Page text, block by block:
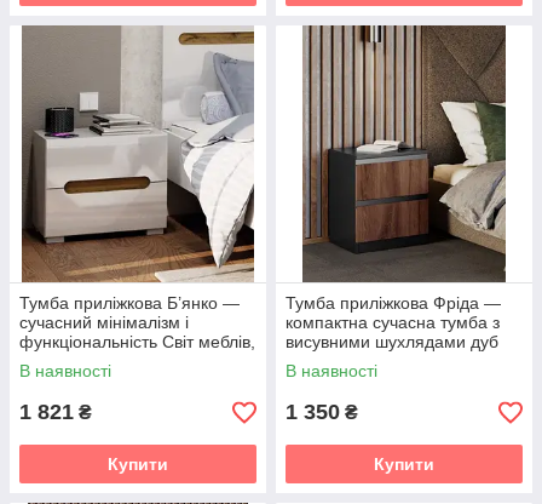
Тумба приліжкова Б’янко —
сучасний мінімалізм і
функціональність Світ меблів,
колір білий глянець
В наявності
1 821 ₴
Купити
Тумба приліжкова Фріда —
компактна сучасна тумба з
висувними шухлядами дуб
Ліворно / чорний Світ меблів
В наявності
1 350 ₴
Купити